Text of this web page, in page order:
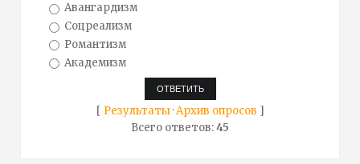
Авангардизм
Соцреализм
Романтизм
Академизм
[ Результаты·Архив опросов ]
Всего ответов:45